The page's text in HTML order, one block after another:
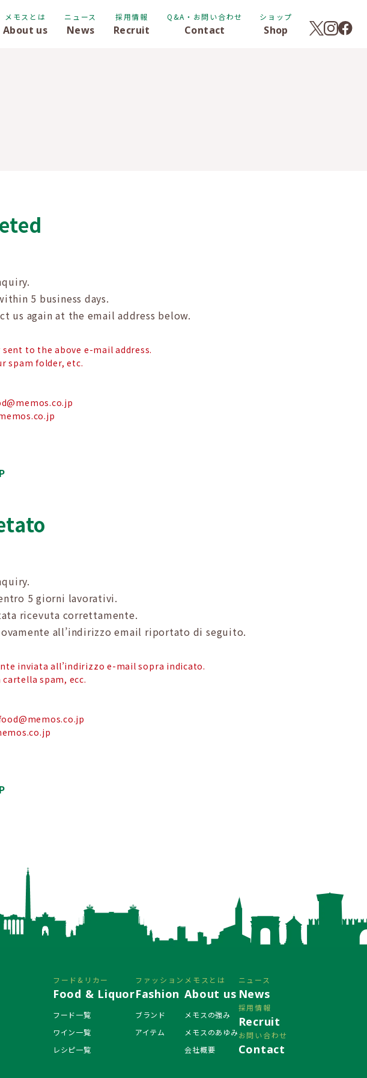
メモスとは
About us
ニュース
News
採用情報
Recruit
Q&A・お問い合わせ
Contact
ショップ
Shop
5 business days.
us againat the email address below.
sent to the above e-mail address.
spam folder, etc.
5 giorni lavorativi.
ricevuta correttamente.
all’indirizzo email riportato di seguito.
inviata all’indirizzo e-mail sopra indicato.
spam, ecc.
フード&リカー
Food & Liquor
フード一覧
ワイン一覧
レシピ一覧
ファッション
Fashion
ブランド
アイテム
メモスとは
About us
メモスの強み
メモスのあゆみ
会社概要
ニュース
News
採用情報
Recruit
お問い合わせ
Contact